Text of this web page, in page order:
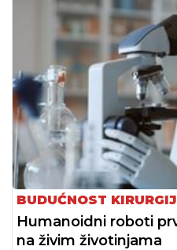
BUDUĆNOST
Humanoidni roboti
na živim životinjama